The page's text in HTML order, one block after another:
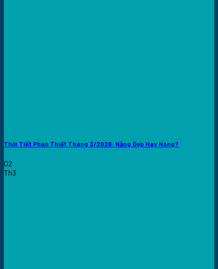
Thời Tiết Phan Thiết Tháng 3/2026: Nắng Đẹp Hay Nóng?
02
Th3